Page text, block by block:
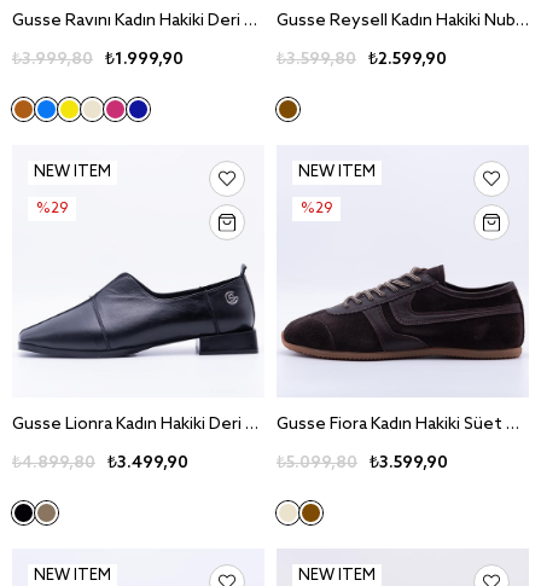
Gusse Ravını Kadın Hakiki Deri Günlük Ayakkabı 161066B
₺1.999,90
₺3.999,80
Gusse Reysell Kadın Hakiki Nubuk Deri Günlük Ayakkabı 161115-1
₺2.599,90
₺3.599,80
Gusse Lionra Kadın Hakiki Deri Günlük Ayakkabı K810
₺3.499,90
₺4.899,80
NEW ITEM
%29
Gusse Fiora Kadın Hakiki Süet Deri Günlük Ayakkabı 161065-2
₺3.599,90
₺5.099,80
NEW ITEM
%29
NEW ITEM NEW ITEM